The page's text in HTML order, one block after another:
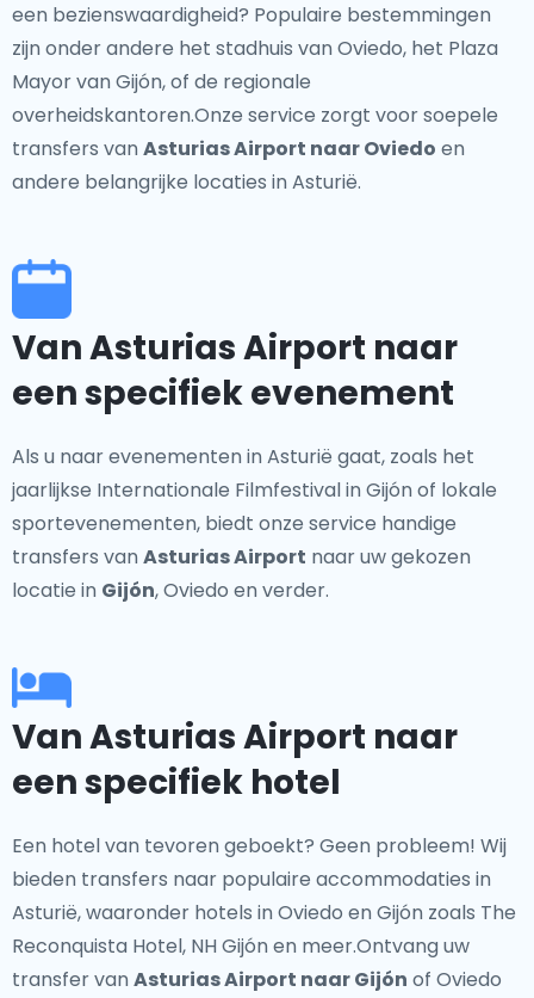
een bezienswaardigheid? Populaire bestemmingen
zijn onder andere het stadhuis van Oviedo, het Plaza
Mayor van Gijón, of de regionale
overheidskantoren.Onze service zorgt voor soepele
transfers van Asturias Airport naar Oviedo en
andere belangrijke locaties in Asturië.
Van Asturias Airport naar
een specifiek evenement
Als u naar evenementen in Asturië gaat, zoals het
jaarlijkse Internationale Filmfestival in Gijón of lokale
sportevenementen, biedt onze service handige
transfers van Asturias Airport naar uw gekozen
locatie in Gijón, Oviedo en verder.
Van Asturias Airport naar
een specifiek hotel
Een hotel van tevoren geboekt? Geen probleem! Wij
bieden transfers naar populaire accommodaties in
Asturië, waaronder hotels in Oviedo en Gijón zoals The
Reconquista Hotel, NH Gijón en meer.Ontvang uw
transfer van Asturias Airport naar Gijón of Oviedo